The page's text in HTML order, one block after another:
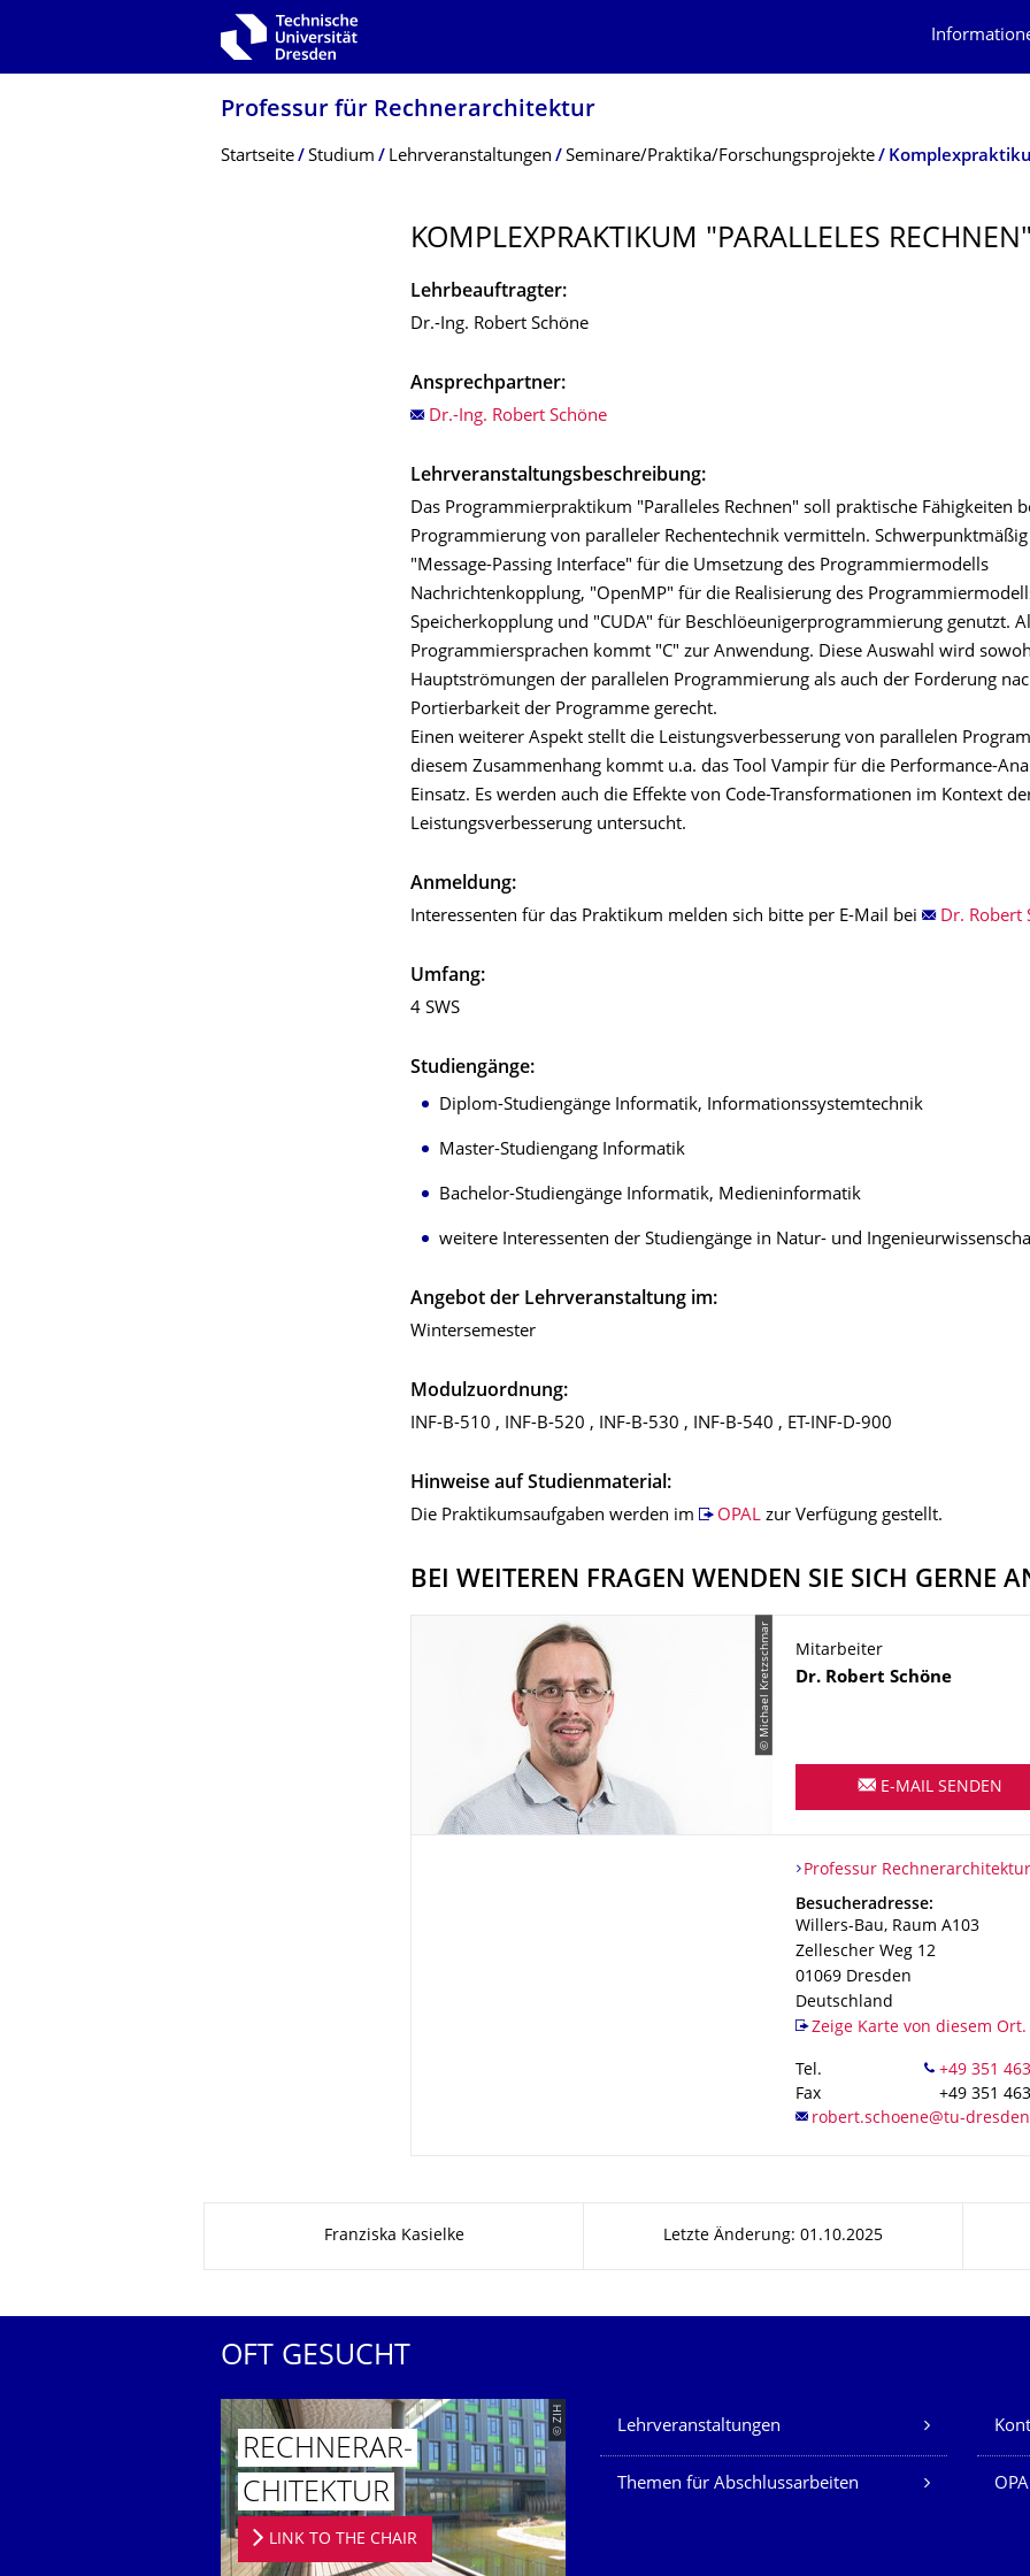
Zur Hauptnavigation springen
Professur für Rechnerarchitektur
Breadcrumb-Menü
Startseite Studium Lehrveranstaltungen Seminare/Praktika/Forschungsprojekte
KOMPLEXPRAKTI­KUM "PARALLELES
Lehrbeauftragter:
Dr.-Ing. Robert Schöne
Ansprechpartner:
Dr.-Ing. Robert Schöne
Lehrveranstaltungsbeschreibung:
Das Programmierpraktikum "Paralleles Rechnen" soll praktische Fähigkeiten
Programmierung von paralleler Rechentechnik vermitteln.
"Message-Passing Interface" für die Umsetzung des Programmiermodells
Nachrichtenkopplung, "OpenMP" für die Realisierung des
Speicherkopplung und "CUDA" für Beschlöeunigerprogrammierung genutzt.
Programmiersprachen kommt "C" zur Anwendung. Diese Auswahl wird
Hauptströmungen der parallelen Programmierung als auch der Forderung
Portierbarkeit der Programme gerecht.
Einen weiterer Aspekt stellt die Leistungsverbesserung von parallelen
diesem Zusammenhang kommt u.a. das Tool Vampir für die Performance-
Einsatz. Es werden auch die Effekte von Code-Transformationen im Kontext
Leistungsverbesserung untersucht.
Anmeldung:
Interessenten für das Praktikum melden sich bitte per E-Mail bei
Dr. Robert
Umfang:
4 SWS
Studiengänge:
Diplom-Studiengänge Informatik, Informationssystemtechnik
Master-Studiengang Informatik
Bachelor-Studiengänge Informatik, Medieninformatik
weitere Interessenten der Studiengänge in Natur- und
Angebot der Lehrveranstaltung im:
Wintersemester
Modulzuordnung:
INF-B-510 , INF-B-520 , INF-B-530 , INF-B-540 , ET-INF-D-900
Hinweise auf Studienmaterial:
Die Praktikumsaufgaben werden im
OPALzur Verfügung gestellt.
BEI WEITEREN FRAGEN WENDEN SIE SICH GERNE
© Michael Kretzschmar
Mitarbeiter
Name
Dr. Robert Schöne
E-MAIL SENDEN
Organisationsname
Professur Rechnerarchitektur
Professur Rechnerarchitektur
Adresse
Besucheradresse:
Willers-Bau, Raum A103
Zellescher Weg 12
01069 Dresden
Deutschland
Zeige Karte von diesem Ort.
Tel.
Fax
+49 351
Franziska Kasielke Letzte Änderung: 01.10.2025
OFT GESUCHT
© ZIH
RECHNERAR­
CHITEKTUR
LINK TO THE CHAIR
Unsere Dienste
Lehrveranstaltungen
Themen für Abschlussarbeiten